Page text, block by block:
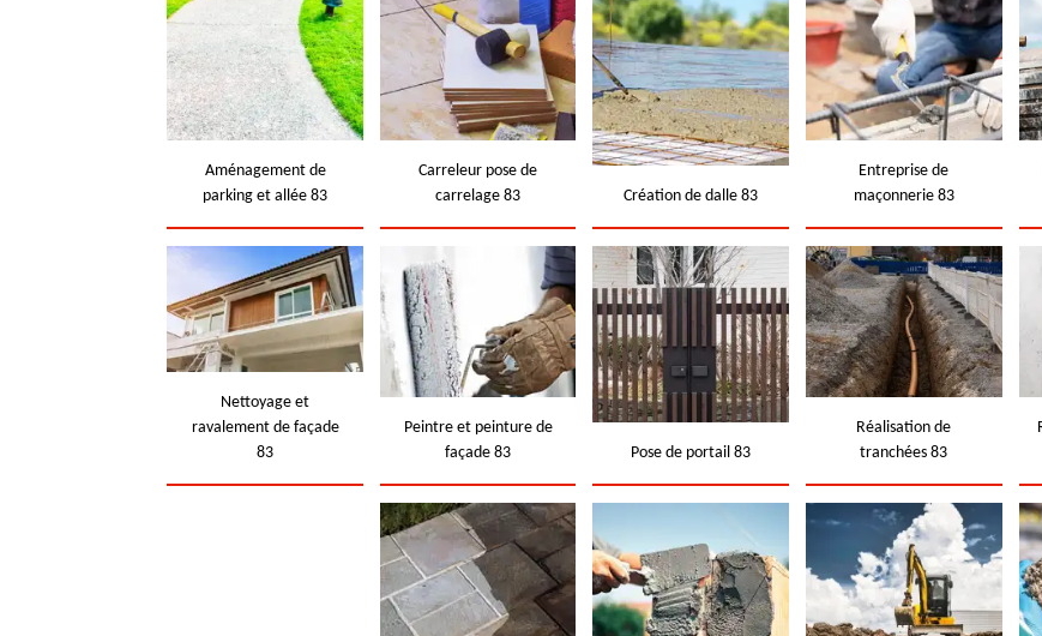
Aménagement de
parking et allée 83
Carreleur pose de
carrelage 83
Création de dalle 83
Entreprise de
maçonnerie 83
Nettoyage et
ravalement de façade
83
Peintre et peinture de
façade 83
Pose de portail 83
Réalisation de
tranchées 83